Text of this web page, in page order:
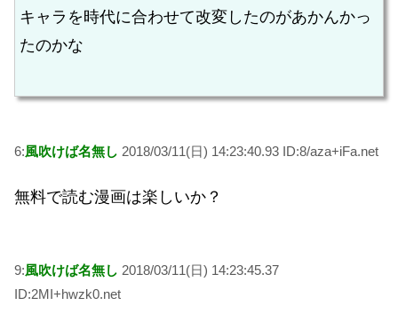
キャラを時代に合わせて改変したのがあかんかっ
たのかな
6:風吹けば名無し 2018/03/11(日) 14:23:40.93 ID:8/aza+iFa.net
無料で読む漫画は楽しいか？
9:風吹けば名無し 2018/03/11(日) 14:23:45.37
ID:2MI+hwzk0.net